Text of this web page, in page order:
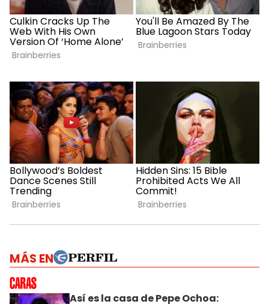
MÁS EN
Así es la casa de Pepe Ochoa: